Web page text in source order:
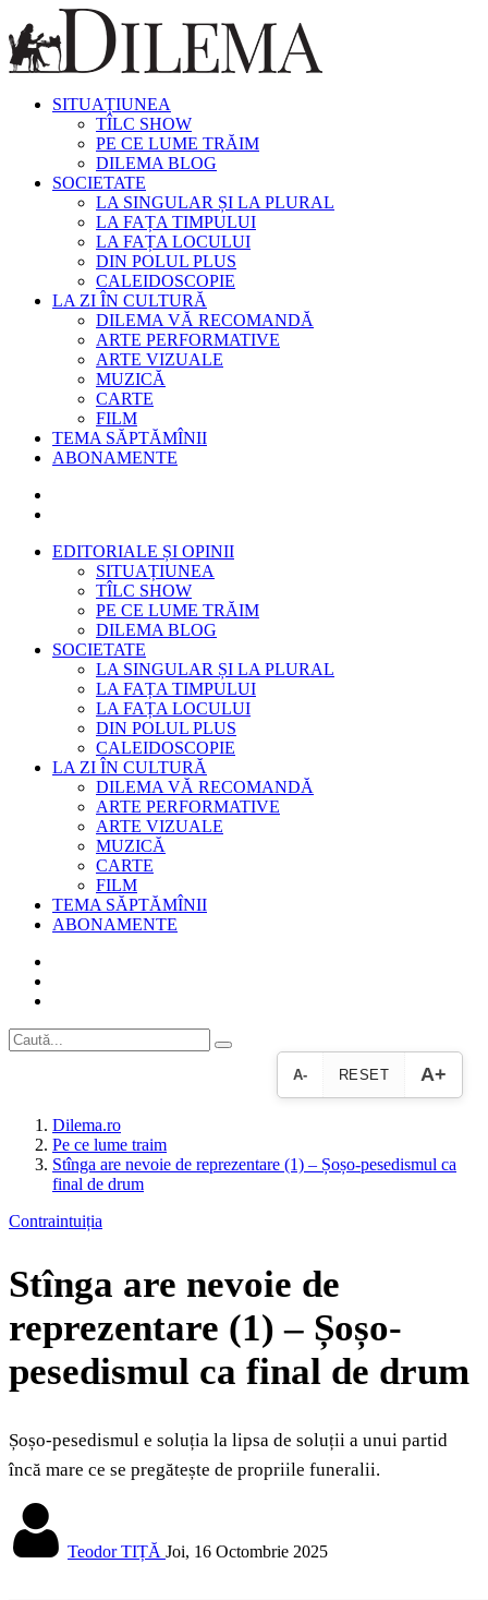
SITUAȚIUNEA
TÎLC SHOW
PE CE LUME TRĂIM
DILEMA BLOG
SOCIETATE
LA SINGULAR ȘI LA PLURAL
LA FAȚA TIMPULUI
LA FAȚA LOCULUI
DIN POLUL PLUS
CALEIDOSCOPIE
LA ZI ÎN CULTURĂ
DILEMA VĂ RECOMANDĂ
ARTE PERFORMATIVE
ARTE VIZUALE
MUZICĂ
CARTE
FILM
TEMA SĂPTĂMÎNII
ABONAMENTE
EDITORIALE ȘI OPINII
SITUAȚIUNEA
TÎLC SHOW
PE CE LUME TRĂIM
DILEMA BLOG
SOCIETATE
LA SINGULAR ȘI LA PLURAL
LA FAȚA TIMPULUI
LA FAȚA LOCULUI
DIN POLUL PLUS
CALEIDOSCOPIE
LA ZI ÎN CULTURĂ
DILEMA VĂ RECOMANDĂ
ARTE PERFORMATIVE
ARTE VIZUALE
MUZICĂ
CARTE
FILM
TEMA SĂPTĂMÎNII
ABONAMENTE
A- RESET A+
Dilema.ro
Pe ce lume traim
Stînga are nevoie de reprezentare (1) – Șoșo-pesedismul ca
final de drum
Contraintuiția
Stînga are nevoie de
reprezentare (1) – Șoșo-
pesedismul ca final de drum
Șoșo-pesedismul e soluția la lipsa de soluții a unui partid
încă mare ce se pregătește de propriile funeralii.
Teodor TIȚĂ Joi, 16 Octombrie 2025